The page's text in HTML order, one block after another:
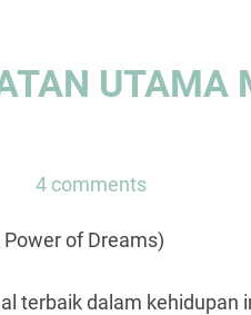
UTAMA
4 comments
of Dreams)
terbaik dalam